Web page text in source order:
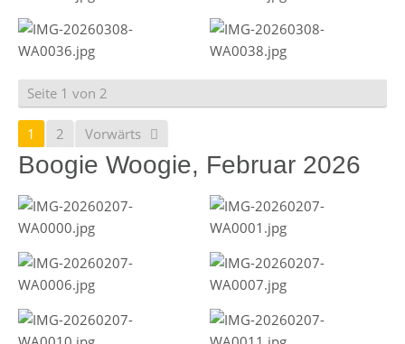
Seite 1 von 2
1 2 Vorwärts
Boogie Woogie, Februar 2026